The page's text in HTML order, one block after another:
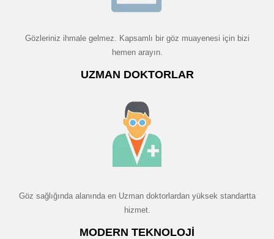
Gözleriniz ihmale gelmez. Kapsamlı bir göz muayenesi için bizi
hemen arayın.
UZMAN DOKTORLAR
Göz sağlığında alanında en Uzman doktorlardan yüksek standartta
hizmet.
MODERN TEKNOLOJI